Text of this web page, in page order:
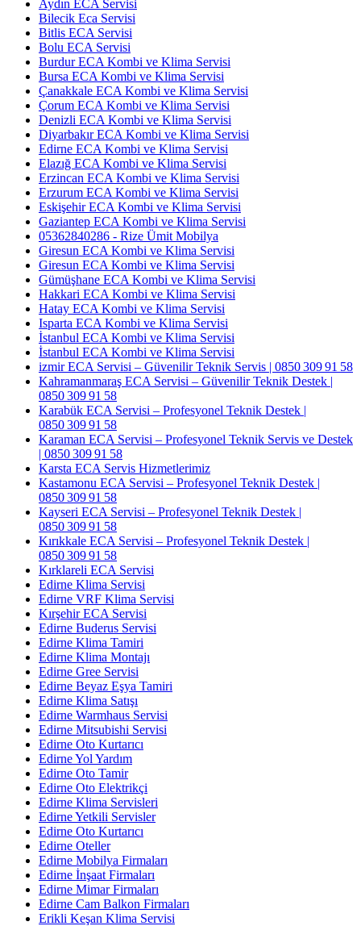
Aydın ECA Servisi
Bilecik Eca Servisi
Bitlis ECA Servisi
Bolu ECA Servisi
Burdur ECA Kombi ve Klima Servisi
Bursa ECA Kombi ve Klima Servisi
Çanakkale ECA Kombi ve Klima Servisi
Çorum ECA Kombi ve Klima Servisi
Denizli ECA Kombi ve Klima Servisi
Diyarbakır ECA Kombi ve Klima Servisi
Edirne ECA Kombi ve Klima Servisi
Elazığ ECA Kombi ve Klima Servisi
Erzincan ECA Kombi ve Klima Servisi
Erzurum ECA Kombi ve Klima Servisi
Eskişehir ECA Kombi ve Klima Servisi
Gaziantep ECA Kombi ve Klima Servisi
05362840286 - Rize Ümit Mobilya
Giresun ECA Kombi ve Klima Servisi
Giresun ECA Kombi ve Klima Servisi
Gümüşhane ECA Kombi ve Klima Servisi
Hakkari ECA Kombi ve Klima Servisi
Hatay ECA Kombi ve Klima Servisi
Isparta ECA Kombi ve Klima Servisi
İstanbul ECA Kombi ve Klima Servisi
İstanbul ECA Kombi ve Klima Servisi
izmir ECA Servisi – Güvenilir Teknik Servis | 0850 309 91 58
Kahramanmaraş ECA Servisi – Güvenilir Teknik Destek |
0850 309 91 58
Karabük ECA Servisi – Profesyonel Teknik Destek |
0850 309 91 58
Karaman ECA Servisi – Profesyonel Teknik Servis ve Destek
| 0850 309 91 58
Karsta ECA Servis Hizmetlerimiz
Kastamonu ECA Servisi – Profesyonel Teknik Destek |
0850 309 91 58
Kayseri ECA Servisi – Profesyonel Teknik Destek |
0850 309 91 58
Kırıkkale ECA Servisi – Profesyonel Teknik Destek |
0850 309 91 58
Kırklareli ECA Servisi
Edirne Klima Servisi
Edirne VRF Klima Servisi
Kırşehir ECA Servisi
Edirne Buderus Servisi
Edirne Klima Tamiri
Edirne Klima Montajı
Edirne Gree Servisi
Edirne Beyaz Eşya Tamiri
Edirne Klima Satışı
Edirne Warmhaus Servisi
Edirne Mitsubishi Servisi
Edirne Oto Kurtarıcı
Edirne Yol Yardım
Edirne Oto Tamir
Edirne Oto Elektrikçi
Edirne Klima Servisleri
Edirne Yetkili Servisler
Edirne Oto Kurtarıcı
Edirne Oteller
Edirne Mobilya Firmaları
Edirne İnşaat Firmaları
Edirne Mimar Firmaları
Edirne Cam Balkon Firmaları
Erikli Keşan Klima Servisi